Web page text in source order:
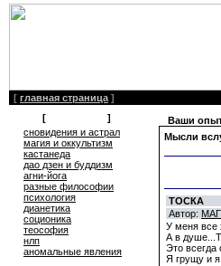
[ главная страница ]
[
]
сновидения и астрал
магия и оккультизм
кастанеда
дао дзен и буддизм
агни-йога
разные философии
психология
дианетика
соционика
теософия
нлп
аномальные явления
Ваши
Мысли
ТОСКА
Автор:
У меня все
А в
Это всегда
Я грущу и